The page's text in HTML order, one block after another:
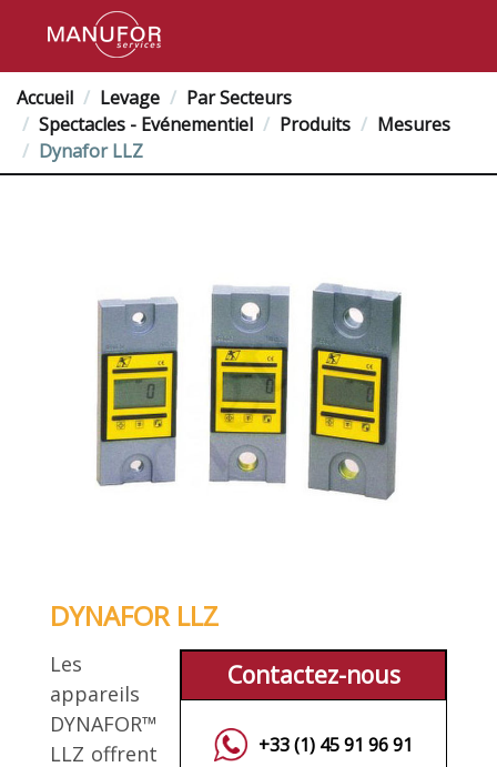
Accueil Levage
Par Secteurs
Spectacles - Evénementiel
Produits
Mesures
Dynafor LLZ
DYNAFOR LLZ
Contactez-nous
+33 (1) 45 91 96 91
Les
appareils
DYNAFOR™
LLZ offrent